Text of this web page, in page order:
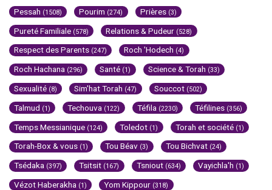
Pessah (1508) Pourim (274) Prières (3)
Pureté Familiale (578) Relations & Pudeur (528)
Respect des Parents (247) Roch 'Hodech (4)
Roch Hachana (296) Santé (1) Science & Torah (33)
Sexualité (8) Sim'hat Torah (47) Souccot (502)
Talmud (1) Techouva (122) Téfila (2230) Téfilines (356)
Temps Messianique (124) Toledot (1) Torah et société (1)
Torah-Box & vous (1) Tou Béav (3) Tou Bichvat (24)
Tsédaka (397) Tsitsit (167) Tsniout (634) Vayichla'h (1)
Vézot Haberakha (1) Yom Kippour (318)